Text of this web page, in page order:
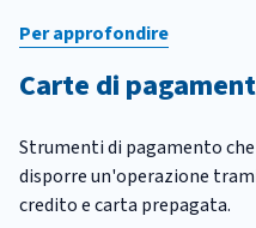
Per approfondire
Carte di
Strumenti di pagamento
disporre un'operazione
credito e carta prepagata.